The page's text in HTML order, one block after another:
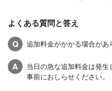
よくある質問と答え
Q
追加料金がかかる場合があ
A
当日の急な追加料金は発
事前におしらせください。